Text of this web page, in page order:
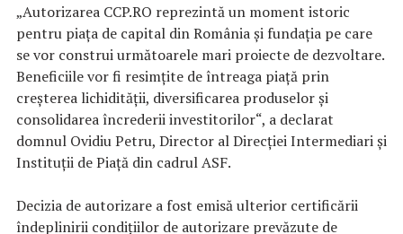
„Autorizarea CCP.RO reprezintă un moment istoric
pentru piața de capital din România și fundația pe care
se vor construi următoarele mari proiecte de dezvoltare.
Beneficiile vor fi resimțite de întreaga piață prin
creșterea lichidității, diversificarea produselor și
consolidarea încrederii investitorilor“, a declarat
domnul Ovidiu Petru, Director al Direcției Intermediari și
Instituții de Piață din cadrul ASF.
Decizia de autorizare a fost emisă ulterior certificării
îndeplinirii condițiilor de autorizare prevăzute de